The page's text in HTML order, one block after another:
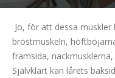
Jo, för att dessa
bröstmuskeln,
framsida,
Självklart kan lårets